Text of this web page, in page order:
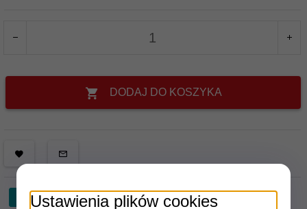
DODAJ DO KOSZYKA
Ustawienia plików cookies